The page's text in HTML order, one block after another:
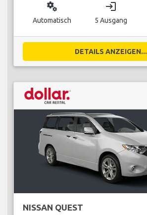
miscellaneous_services
Automatisch
login
5 Ausgang
DETAILS ANZEIGEN...
NISSAN QUEST